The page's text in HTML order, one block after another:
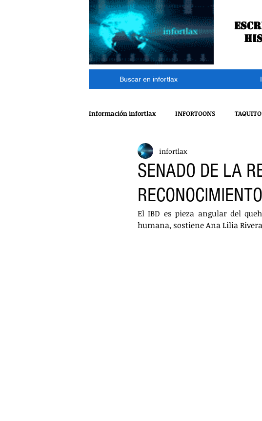
Buscar en infortlax
Información infortlax INFORTOONS
ESPECTACULOS CINE
INTERNACIONAL
PRINCIPAL DEPORTES
SENADO DE LA
infortlax
El IBD es pieza angular del
humana, sostiene Ana Lilia